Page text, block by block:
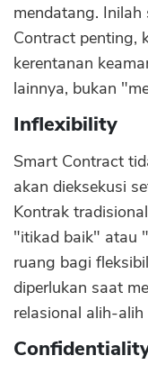
mendatang.
Contract penting,
kerentanan
lainnya, bukan
Inflexibility
Smart Contract
akan dieksekusi
Kontrak
"itikad baik" atau
ruang bagi
diperlukan saat
relasional alih-